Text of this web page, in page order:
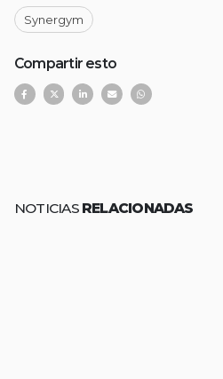
Synergym
Compartir esto
NOTICIAS RELACIONADAS